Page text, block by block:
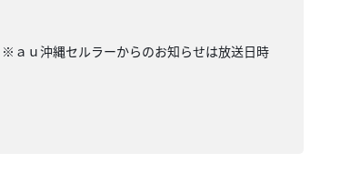
ａｕ沖縄セルラーからのお知らせは放送日時